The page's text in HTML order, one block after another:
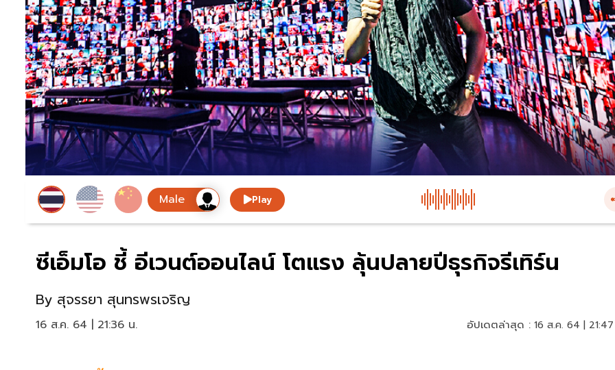
Play
ซีเอ็มโอ ชี้ อีเวนต์ออนไลน์ โตแรง ลุ้นปลายปีธุรกิจรีเทิร์น
By สุจรรยา สุนทรพรเจริญ
16 ส.ค. 64 | 21:36 น. อัปเดตล่าสุด : 16 ส.ค. 64 |